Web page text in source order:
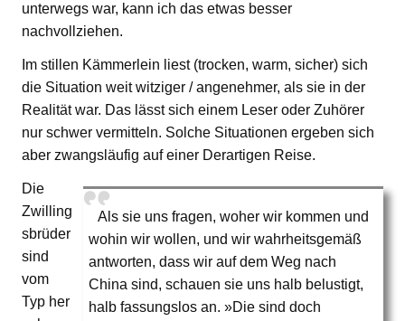
unterwegs war, kann ich das etwas besser
nachvollziehen.
Im stillen Kämmerlein liest (trocken, warm, sicher) sich
die Situation weit witziger / angenehmer, als sie in der
Realität war. Das lässt sich einem Leser oder Zuhörer
nur schwer vermitteln. Solche Situationen ergeben sich
aber zwangsläufig auf einer Derartigen Reise.
Als sie uns fragen, woher wir kommen und
wohin wir wollen, und wir wahrheitsgemäß
antworten, dass wir auf dem Weg nach
China sind, schauen sie uns halb belustigt,
halb fassungslos an. »Die sind doch
Die
Zwilling
sbrüder
sind
vom
Typ her